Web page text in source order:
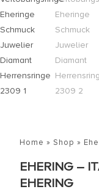
Home » Shop »
EHERING –
EHERING